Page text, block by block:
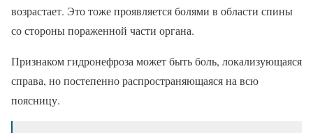
возрастает. Это тоже проявляется болями в области спины
со стороны пораженной части органа.
Признаком гидронефроза может быть боль, локализующаяся
справа, но постепенно распространяющаяся на всю
поясницу.